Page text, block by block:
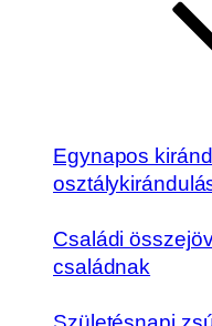
Egynapos
Családi
családnak